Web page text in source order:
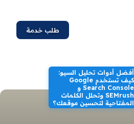
طلب خدمة
أفضل أدوات تحليل السيو:
كيف تستخدم Google
Search Console و
SEMrush وتحلل الكلمات
المفتاحية لتحسين موقعك؟